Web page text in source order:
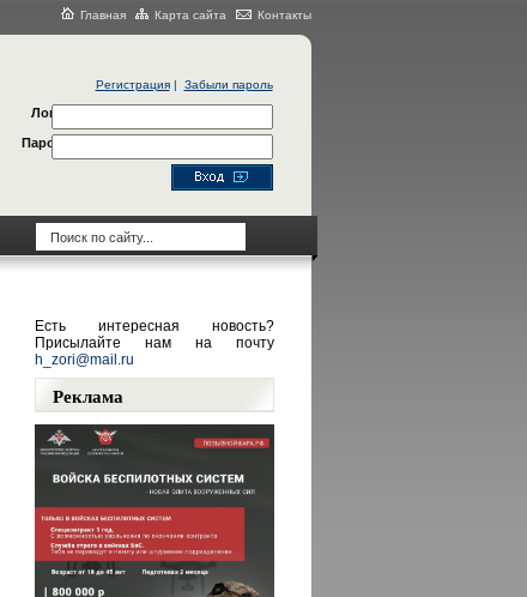
Главная Карта сайта Контакты
Регистрация| Забыли пароль
Логин
Пароль
Есть интересная новость?
Присылайте нам на почту
h_zori@mail.ru
Реклама